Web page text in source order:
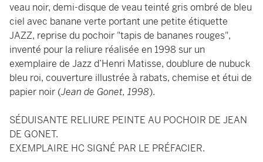
veau noir, demi-disque de veau teinté gris ombré de bleu
ciel avec banane verte portant une petite étiquette
JAZZ, reprise du pochoir "tapis de bananes rouges",
inventé pour la reliure réalisée en 1998 sur un
exemplaire de Jazz d’Henri Matisse, doublure de nubuck
bleu roi, couverture illustrée à rabats, chemise et étui de
papier noir (Jean de Gonet, 1998).
SÉDUISANTE RELIURE PEINTE AU POCHOIR DE JEAN
DE GONET.
EXEMPLAIRE HC SIGNÉ PAR LE PRÉFACIER.